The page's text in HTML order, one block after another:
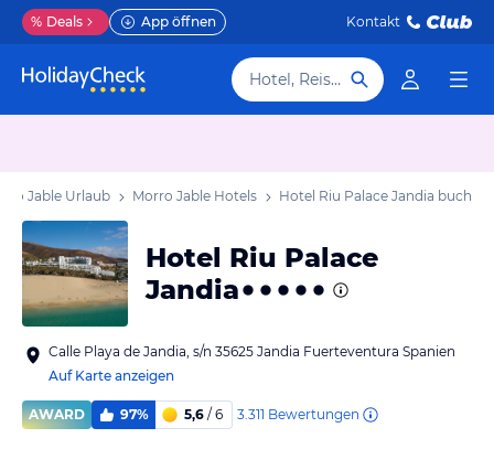
% Deals App öffnen Kontakt
Hotel, Reiseziel
Jable Urlaub Morro Jable Hotels Hotel Riu Palace Jandia buchen
Hotel Riu Palace
Jandia
Calle Playa de Jandia, s/n 35625 Jandia Fuerteventura Spanien
Auf Karte anzeigen
AWARD 97% 5,6 / 6 3.311 Bewertungen